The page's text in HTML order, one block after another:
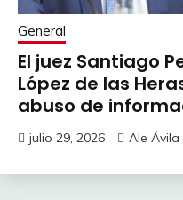
General
El juez Santiago
López de las
abuso de
julio 29, 2026 Ale